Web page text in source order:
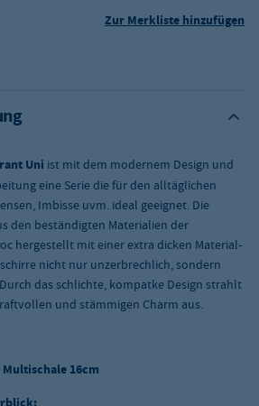
Zur Merkliste hinzufügen
Uni ist mit dem modernem Design und
eine Serie die für den alltäglichen
Imbisse uvm. ideal geeignet. Die
den beständigten Materialien der
hergestellt mit einer extra dicken Material-
nicht nur unzerbrechlich, sondern
das schlichte, kompatke Design strahlt
und stämmigen Charm aus.
16cm